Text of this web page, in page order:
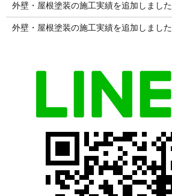
外壁・屋根塗装の施工実績を追加しました
外壁・屋根塗装の施工実績を追加しました